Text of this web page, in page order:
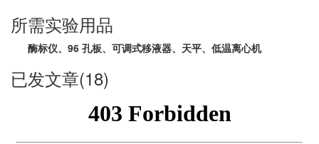
所需实验用品
酶标仪、96 孔板、可调式移液器、天平、低温离心机
已发文章(18)